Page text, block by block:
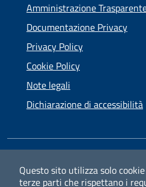
Questo sito utilizza solo
terze parti che rispettano i
Amministrazione
Documentazione Privacy
Privacy Policy
Cookie Policy
Note legali
Dichiarazione di accessibilità
FacebookInstagram